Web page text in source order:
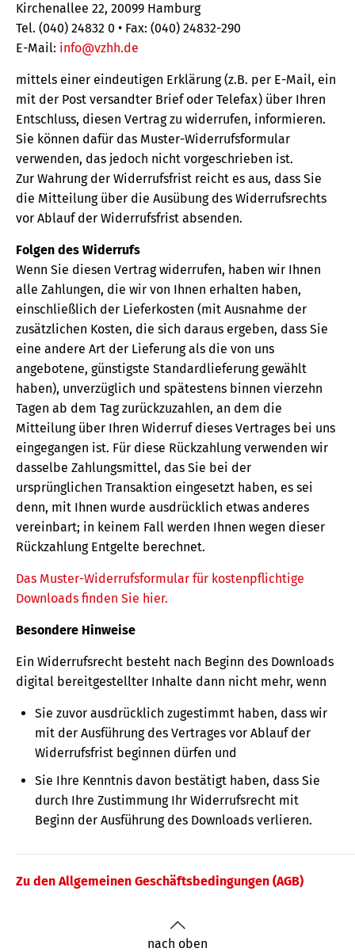
Kirchenallee 22, 20099 Hamburg
Tel. (040) 24832 0 • Fax: (040) 24832-290
E-Mail: info@vzhh.de
mittels einer eindeutigen Erklärung (z.B. per E-Mail, ein
mit der Post versandter Brief oder Telefax) über Ihren
Entschluss, diesen Vertrag zu widerrufen, informieren.
Sie können dafür das Muster-Widerrufsformular
verwenden, das jedoch nicht vorgeschrieben ist.
Zur Wahrung der Widerrufsfrist reicht es aus, dass Sie
die Mitteilung über die Ausübung des Widerrufsrechts
vor Ablauf der Widerrufsfrist absenden.
Folgen des Widerrufs
Wenn Sie diesen Vertrag widerrufen, haben wir Ihnen
alle Zahlungen, die wir von Ihnen erhalten haben,
einschließlich der Lieferkosten (mit Ausnahme der
zusätzlichen Kosten, die sich daraus ergeben, dass Sie
eine andere Art der Lieferung als die von uns
angebotene, günstigste Standardlieferung gewählt
haben), unverzüglich und spätestens binnen vierzehn
Tagen ab dem Tag zurückzuzahlen, an dem die
Mitteilung über Ihren Widerruf dieses Vertrages bei uns
eingegangen ist. Für diese Rückzahlung verwenden wir
dasselbe Zahlungsmittel, das Sie bei der
ursprünglichen Transaktion eingesetzt haben, es sei
denn, mit Ihnen wurde ausdrücklich etwas anderes
vereinbart; in keinem Fall werden Ihnen wegen dieser
Rückzahlung Entgelte berechnet.
Das Muster-Widerrufsformular für kostenpflichtige
Downloads finden Sie hier.
Besondere Hinweise
Ein Widerrufsrecht besteht nach Beginn des Downloads
digital bereitgestellter Inhalte dann nicht mehr, wenn
Sie zuvor ausdrücklich zugestimmt haben, dass wir
mit der Ausführung des Vertrages vor Ablauf der
Widerrufsfrist beginnen dürfen und
Sie Ihre Kenntnis davon bestätigt haben, dass Sie
durch Ihre Zustimmung Ihr Widerrufsrecht mit
Beginn der Ausführung des Downloads verlieren.
Zu den Allgemeinen Geschäftsbedingungen (AGB)
nach oben